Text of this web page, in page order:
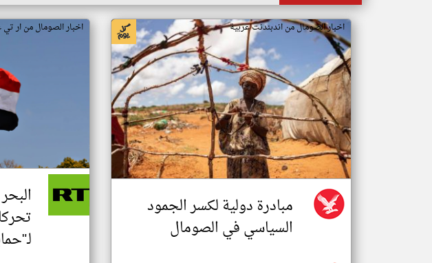
اخبار الصومال من اندبندنت عربية
مبادرة دولية لكسر الجمود
السياسي في الصومال
اخبار الصومال من ار